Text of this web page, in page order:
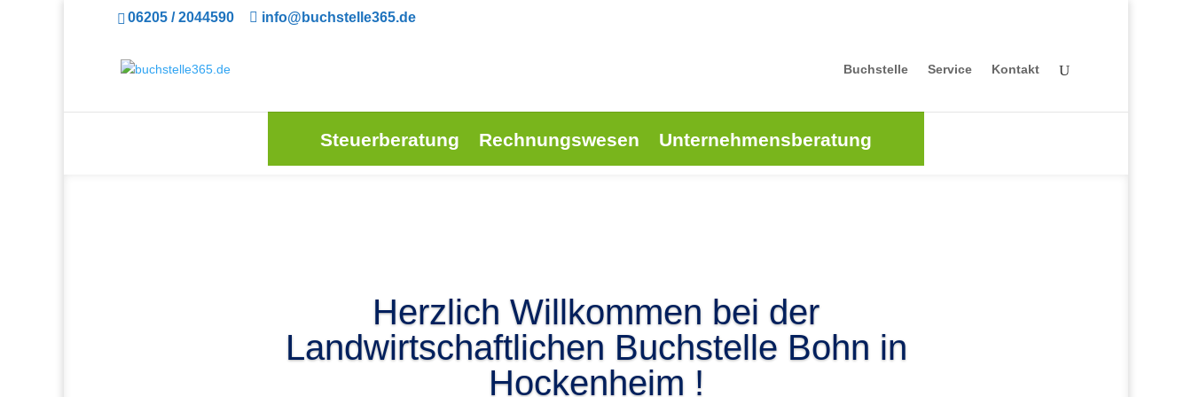
06205 / 2044590 info@buchstelle365.de
Buchstelle Service Kontakt
Steuerberatung Rechnungswesen Unternehmensberatung
Herzlich Willkommen bei der
Landwirtschaftlichen Buchstelle Bohn in
Hockenheim !